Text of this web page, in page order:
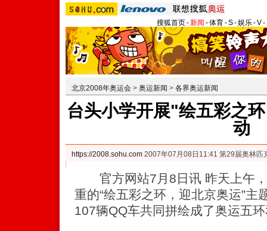
搜狐首页-新闻 -体育-S-娱乐-V-
北京2008年奥运会 > 奥运新闻 > 各界奥运新闻
台头小学开展"绘五彩之
动
https://2008.sohu.com 2007年07月08日11:41 第29届奥林匹
官方网站7月8日讯 昨天上午，
重的“绘五彩之环，迎北京奥运”主
107辆QQ车共同拼绘成了奥运五环